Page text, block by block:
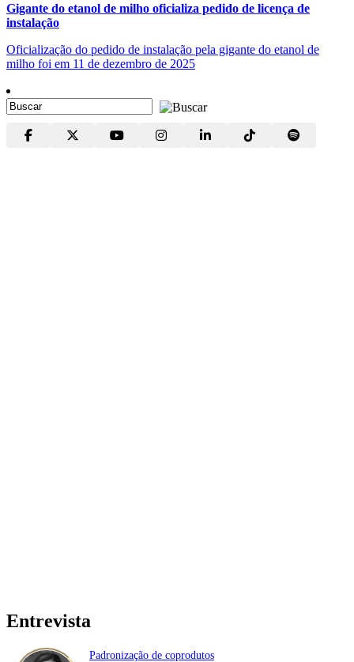
Gigante do etanol de milho oficializa pedido de licença de
instalação
Oficialização do pedido de instalação pela gigante do etanol de
milho foi em 11 de dezembro de 2025
Entrevista
Padronização de coprodutos